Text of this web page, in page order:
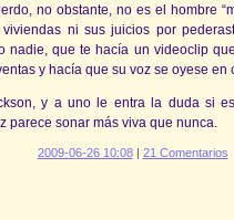
no obstante, no es el hombre
viviendas ni sus juicios por
nadie, que te hacía un videoclip
y hacía que su voz se oyese
y a uno le entra la duda si
parece sonar más viva que nunca.
2009-06-26 10:08| 21 Comentarios